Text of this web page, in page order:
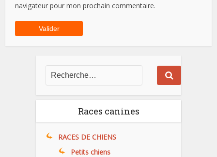
navigateur pour mon prochain commentaire.
Races canines
RACES DE CHIENS
Petits chiens